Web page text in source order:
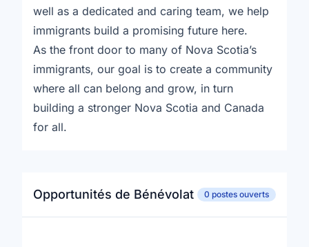
well as a dedicated and caring team, we help
immigrants build a promising future here.
As the front door to many of Nova Scotia’s
immigrants, our goal is to create a community
where all can belong and grow, in turn
building a stronger Nova Scotia and Canada
for all.
Opportunités de Bénévolat 0 postes ouverts